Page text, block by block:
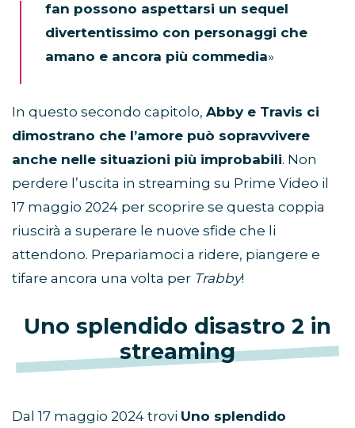
fan possono aspettarsi un sequel
divertentissimo con personaggi che
amano e ancora più commedia»
In questo secondo capitolo, Abby e Travis ci
dimostrano che l’amore può sopravvivere
anche nelle situazioni più improbabili. Non
perdere l’uscita in streaming su Prime Video il
17 maggio 2024 per scoprire se questa coppia
riuscirà a superare le nuove sfide che li
attendono. Prepariamoci a ridere, piangere e
tifare ancora una volta per Trabby!
Uno splendido disastro 2 in
streaming
Dal 17 maggio 2024 trovi Uno splendido